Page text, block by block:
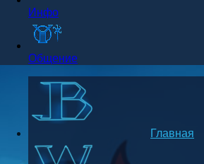
Инфо
Общение
Главная